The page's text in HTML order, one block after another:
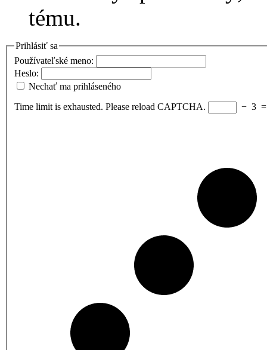
tému.
Prihlásiť sa
Používateľské meno:
Heslo:
Nechať ma prihláseného
Time limit is exhausted. Please reload CAPTCHA.
− 3